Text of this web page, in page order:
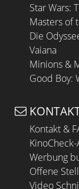
Star Wars:
Masters of
Die
Vaiana
Minions &
Good Boy:
Kontakt &
Werbung
Offene
Video